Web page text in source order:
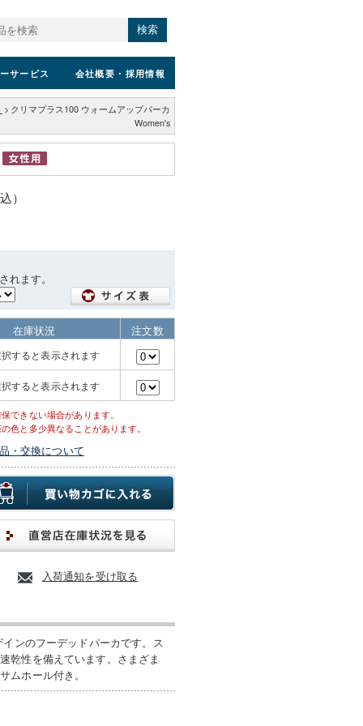
検索
サービス 会社概要 ・採用情報
> クリマプラス100 ウォームアップパーカ
Women's
）
れます。
在庫状況
注文数
すると表示されます
すると表示されます
できない場合があります。
色と多少異なることがあります。
・交換について
入荷通知を受け取る
ンのフーデッドパーカです。ス
乾性を備えています。さまざま
ムホール付き。